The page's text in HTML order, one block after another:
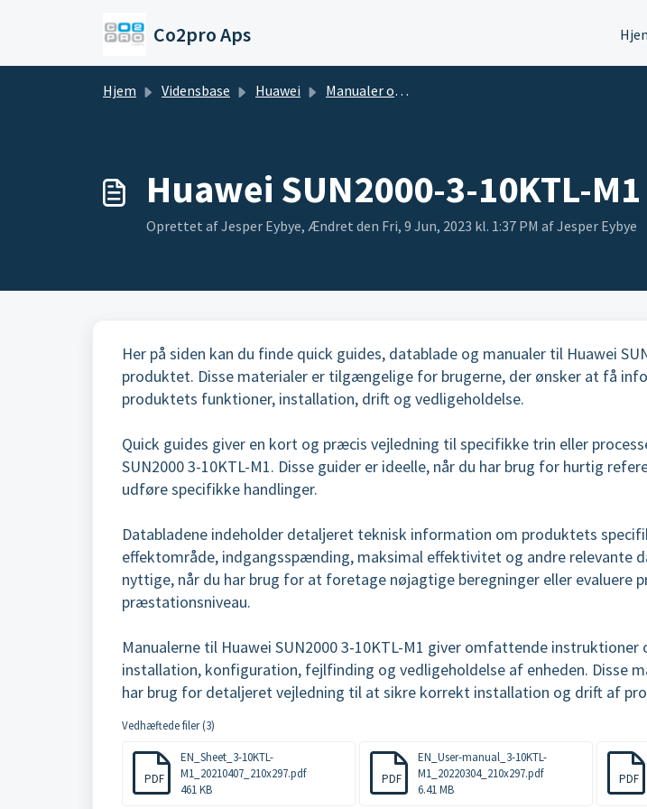
Co2pro Aps
Hjem Vidensbase Huawei Manualer og datablade
Huawei SUN2000-3-10KTL-
Oprettet af Jesper Eybye, Ændret den Fri, 9 Jun, 2023 kl. 1:37 PM af Jesper Eybye
Her på siden kan du finde quick guides, datablade og manualer til Huawei
produktet. Disse materialer er tilgængelige for brugerne, der ønsker at få
produktets funktioner, installation, drift og vedligeholdelse.
Quick guides giver en kort og præcis vejledning til specifikke trin eller
SUN2000 3-10KTL-M1. Disse guider er ideelle, når du har brug for hurtig
udføre specifikke handlinger.
Databladene indeholder detaljeret teknisk information om produktets
effektområde, indgangsspænding, maksimal effektivitet og andre relevante
nyttige, når du har brug for at foretage nøjagtige beregninger eller evaluere
præstationsniveau.
Manualerne til Huawei SUN2000 3-10KTL-M1 giver omfattende
installation, konfiguration, fejlfinding og vedligeholdelse af enheden. Disse
har brug for detaljeret vejledning til at sikre korrekt installation og drift af
Vedhæftede filer (3)
PDF
EN_Sheet_3-10KTL-
M1_20210407_210x297.pdf
461 KB
PDF
EN_User-manual_3-10KTL-
M1_20220304_210x297.pdf
6.41 MB
PDF